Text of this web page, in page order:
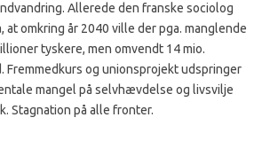
Allerede den franske sociolog
at omkring år 2040 ville der pga. manglende
tyskere, men omvendt 14 mio.
Fremmedkurs og unionsprojekt udspringer
mangel på selvhævdelse og livsvilje
Stagnation på alle fronter.